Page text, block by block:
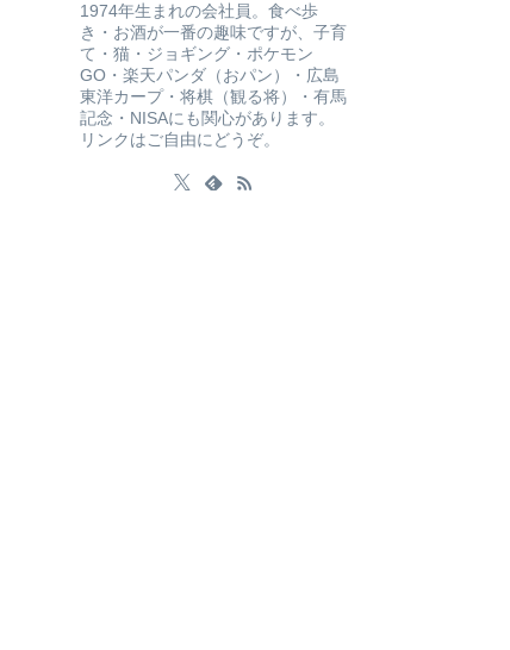
1974年生まれの会社員。食べ歩
き・お酒が一番の趣味ですが、子育
て・猫・ジョギング・ポケモン
GO・楽天パンダ（おパン）・広島
東洋カープ・将棋（観る将）・有馬
記念・NISAにも関心があります。
リンクはご自由にどうぞ。